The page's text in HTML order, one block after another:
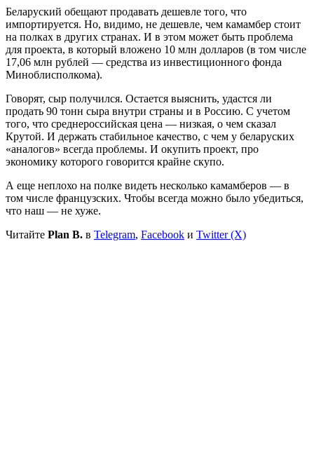
Беларуский обещают продавать дешевле того, что
импортируется. Но, видимо, не дешевле, чем камамбер стоит
на полках в других странах. И в этом может быть проблема
для проекта, в который вложено 10 млн долларов (в том числе
17,06 млн рублей — средства из инвестиционного фонда
Миноблисполкома).
Говорят, сыр получился. Остается выяснить, удастся ли
продать 90 тонн сыра внутри страны и в Россию. С учетом
того, что среднероссийская цена — низкая, о чем сказал
Крутой. И держать стабильное качество, с чем у беларуских
«аналогов» всегда проблемы. И окупить проект, про
экономику которого говорится крайне скупо.
А еще неплохо на полке видеть несколько камамберов — в
том числе французских. Чтобы всегда можно было убедиться,
что наш — не хуже.
Читайте Plan B. в Telegram, Facebook и Twitter (X)